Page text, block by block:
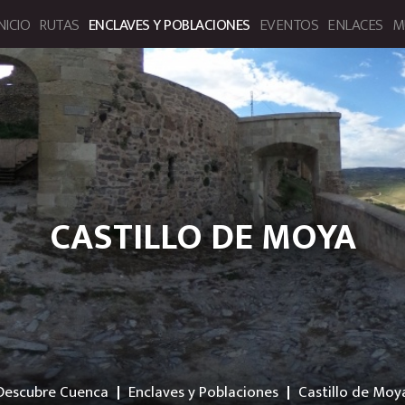
Cuenca. Portal de
RUTAS ENCLAVES Y POBLACIONES EVENTOS ENLACES
CASTILLO DE MOYA
Cuenca Enclaves y Poblaciones Castillo de